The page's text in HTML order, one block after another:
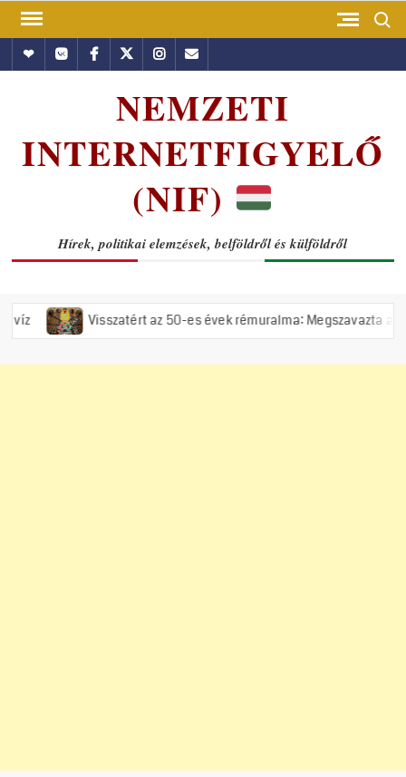
Skip
contentHundubVkontakte
Facebook
TwitterInstagram
Email
NEMZETI
INTERNETFIGYELŐ
(NIF)
Hírek, politikai elemzések, belföldről és külföldről
Visszatért az 50-es évek rémuralma: Megszavazta az